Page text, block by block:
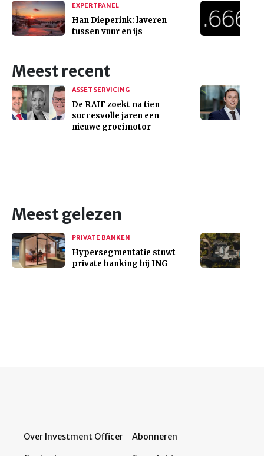
EXPERTPANEL
Han Dieperink: laveren
tussen vuur en ijs
Meest recent
ASSET SERVICING
De RAIF zoekt na tien
succesvolle jaren een
nieuwe groeimotor
Meest gelezen
PRIVATE BANKEN
Hypersegmentatie stuwt
private banking bij ING
Over Investment Officer Abonneren